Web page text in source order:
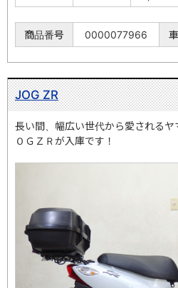
商品番号 0000077966
JOG ZR
長い間、幅広い世代から愛されるヤ
ＯＧＺＲが入庫です！